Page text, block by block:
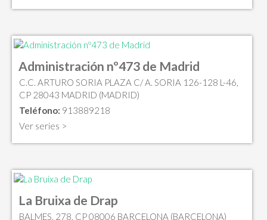
Administración nº473 de Madrid
C.C. ARTURO SORIA PLAZA C/ A. SORIA 126-128 L-46,
CP 28043 MADRID (MADRID)
Teléfono: 913889218
Ver series >
La Bruixa de Drap
BALMES, 278, CP 08006 BARCELONA (BARCELONA)